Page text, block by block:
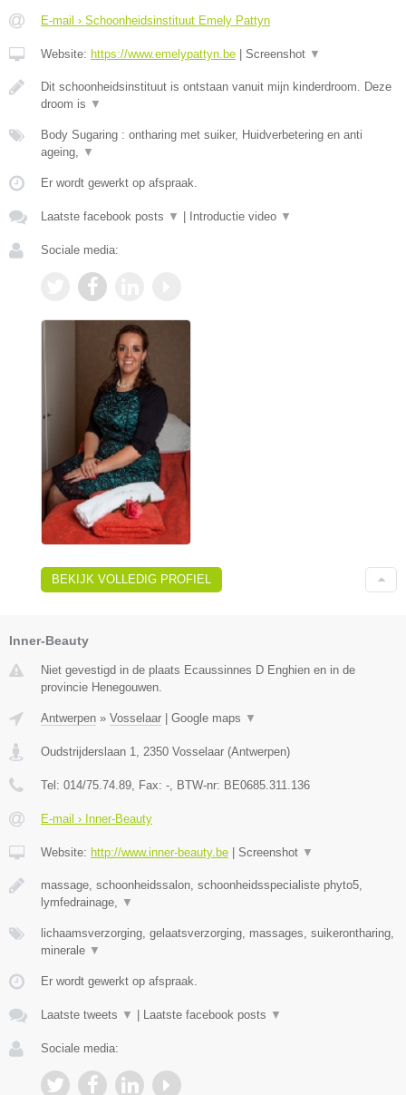
E-mail › Schoonheidsinstituut Emely Pattyn
Website: https://www.emelypattyn.be | Screenshot ▼
Dit schoonheidsinstituut is ontstaan vanuit mijn kinderdroom. Deze
droom is ▼
Body Sugaring : ontharing met suiker, Huidverbetering en anti
ageing,
▼
Er wordt gewerkt op afspraak.
Laatste facebook posts ▼ | Introductie video ▼
Sociale media:
BEKIJK VOLLEDIG PROFIEL
Inner-Beauty
Niet gevestigd in de plaats Ecaussinnes D Enghien en in de
provincie Henegouwen.
Antwerpen » Vosselaar | Google maps ▼
Oudstrijderslaan 1 2350 Vosselaar (Antwerpen)
Tel: 014/75.74.89 , Fax: - , BTW-nr: BE0685.311.136
E-mail › Inner-Beauty
Website: http://www.inner-beauty.be | Screenshot ▼
massage, schoonheidssalon, schoonheidsspecialiste phyto5,
lymfedrainage,
▼
lichaamsverzorging, gelaatsverzorging, massages, suikerontharing,
minerale ▼
Er wordt gewerkt op afspraak.
Laatste tweets ▼ | Laatste facebook posts ▼
Sociale media: